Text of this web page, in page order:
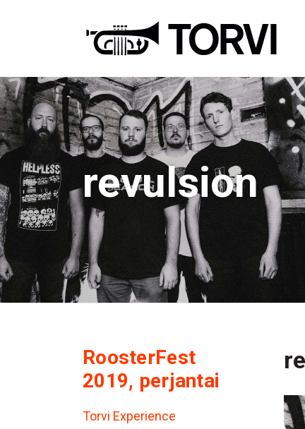
revulsion
RoosterFest
2019, perjantai
Torvi Experience